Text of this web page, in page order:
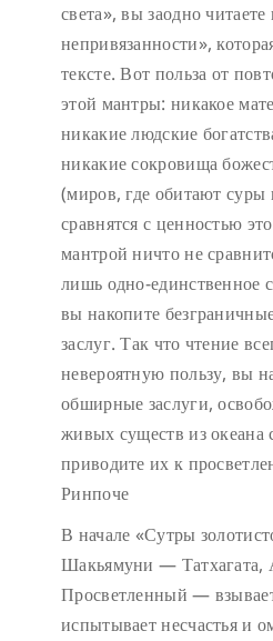
света», вы заодно
непривязанности»,
тексте. Вот польза от
этой мантры: никакое
никакие людские
никакие сокровища
(миров, где обитают суры
сравнятся с ценностью
мантрой ничто не
лишь одно-единственное
вы накопите
заслуг. Так что чтение
невероятную пользу, вы
обширные заслуги,
живых существ из океана
приводите их к
Ринпоче
В начале «Сутры
Шакьямуни — Татхагата,
Просветленный —
испытывает несчастья и